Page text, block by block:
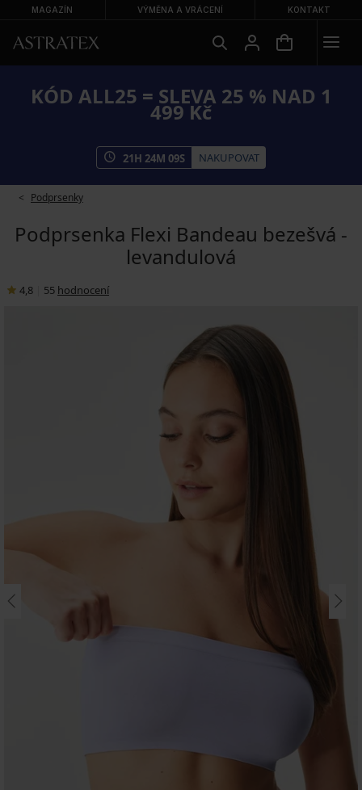
MAGAZÍN VÝMĚNA A VRÁCENÍ KONTAKT
KÓD ALL25 = SLEVA 25 % NAD 1
499 Kč
21H 24M 09S NAKUPOVAT
Podprsenky
Podprsenka Flexi Bandeau bezešvá -
levandulová
4,8 55 hodnocení